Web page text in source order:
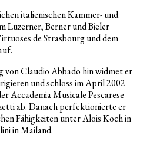
italienischen Kammer- und
Luzerner, Berner und Bieler
de Strasbourg und dem
Claudio Abbado hin widmet er
und schloss im April 2002
Accademia Musicale Pescarese
ab. Danach perfektionierte er
Fähigkeiten unter Alois Koch in
in Mailand.